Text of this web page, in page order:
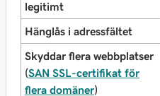
legitimt
Hänglås i adressfältet
Skyddar flera webbplatser
(SAN SSL-certifikat för
flera domäner)